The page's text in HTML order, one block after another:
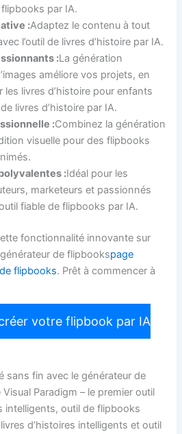
par IA.
:Adaptez le contenu à tout
l’outil de livres d’histoire par IA.
:La génération
améliore vos projets, en
les livres d’histoire pour enfants
livres d’histoire par IA.
:Combinez la génération
visuelle pour des flipbooks
:Idéal pour les
marketeurs et passionnés
fiable de flipbooks par IA.
fonctionnalité innovante sur
de flipbookspage
flipbooks. Prêt à commencer à
votre flipbook par IA
sans fin avec le générateur de
Paradigm – le premier outil
intelligents, outil de flipbooks
d’histoires intelligents et outil